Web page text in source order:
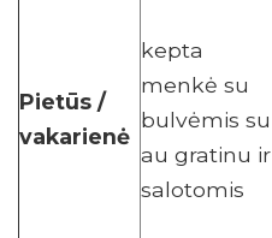
Pietūs /
vakarienė
kepta
menkė su
bulvėmis su
au gratinu ir
salotomis